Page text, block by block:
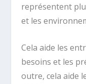
représentent
et les
Cela aide les
besoins et les
outre, cela aide